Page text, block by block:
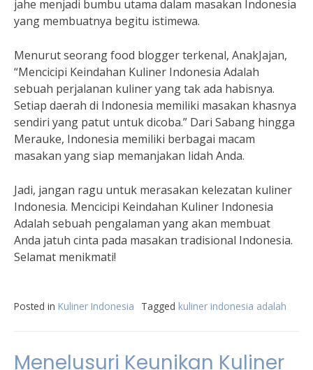
jahe menjadi bumbu utama dalam masakan Indonesia
yang membuatnya begitu istimewa.
Menurut seorang food blogger terkenal, AnakJajan,
“Mencicipi Keindahan Kuliner Indonesia Adalah
sebuah perjalanan kuliner yang tak ada habisnya.
Setiap daerah di Indonesia memiliki masakan khasnya
sendiri yang patut untuk dicoba.” Dari Sabang hingga
Merauke, Indonesia memiliki berbagai macam
masakan yang siap memanjakan lidah Anda.
Jadi, jangan ragu untuk merasakan kelezatan kuliner
Indonesia. Mencicipi Keindahan Kuliner Indonesia
Adalah sebuah pengalaman yang akan membuat
Anda jatuh cinta pada masakan tradisional Indonesia.
Selamat menikmati!
Posted in Kuliner Indonesia Tagged kuliner indonesia adalah
Menelusuri Keunikan Kuliner